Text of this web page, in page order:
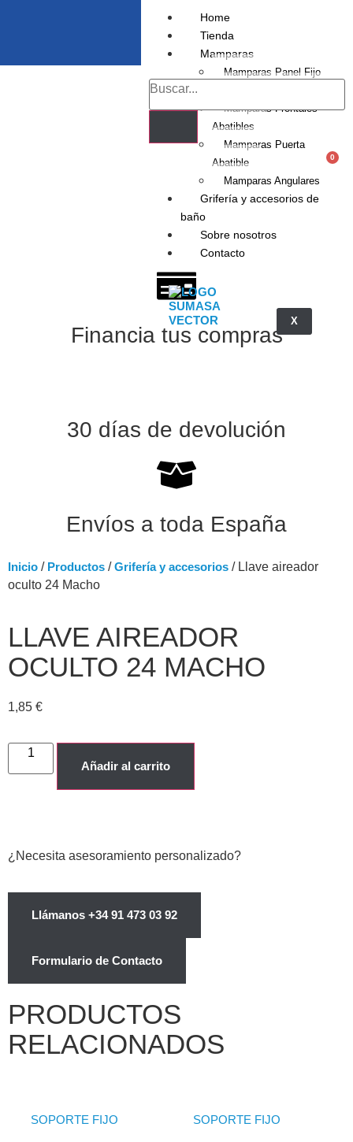
Home
Tienda
Mamparas
Mamparas Panel Fijo
Mamparas Frontales
Abatibles
Mamparas Puerta
Abatible
Mamparas Angulares
Grifería y accesorios de
baño
Sobre nosotros
Contacto
X
0
Financia tus compras
30 días de devolución
Envíos a toda España
Inicio / Productos /Grifería y accesorios / Llave aireador
oculto 24 Macho
LLAVE AIREADOR
OCULTO 24 MACHO
1,85 €
Añadir al carrito
¿Necesita asesoramiento personalizado?
Llámanos +34 91 473 03 92
Formulario de Contacto
PRODUCTOS
RELACIONADOS
SOPORTE FIJO SOPORTE FIJO